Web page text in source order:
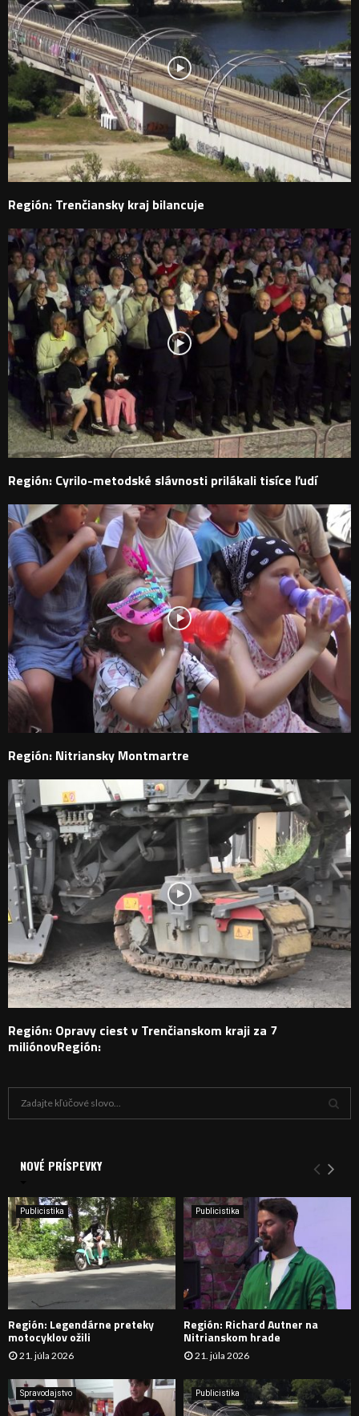
Región: Trenčiansky kraj bilancuje
Región: Cyrilo-metodské slávnosti prilákali tisíce ľudí
Región: Nitriansky Montmartre
Región: Opravy ciest v Trenčianskom kraji za 7
miliónovRegión:
i
e
:
Y
H
D
A
NOVÉ PRÍSPEVKY
Publicistika
Región: Legendárne preteky
motocyklov ožili
21. júla 2026
Publicistika
Región: Richard Autner na
Nitrianskom hrade
21. júla 2026
Spravodajstvo Publicistika